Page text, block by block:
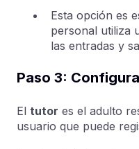
Esta opción es
personal utiliza
las entradas y
Paso 3:
El tutor es el adulto
usuario que puede